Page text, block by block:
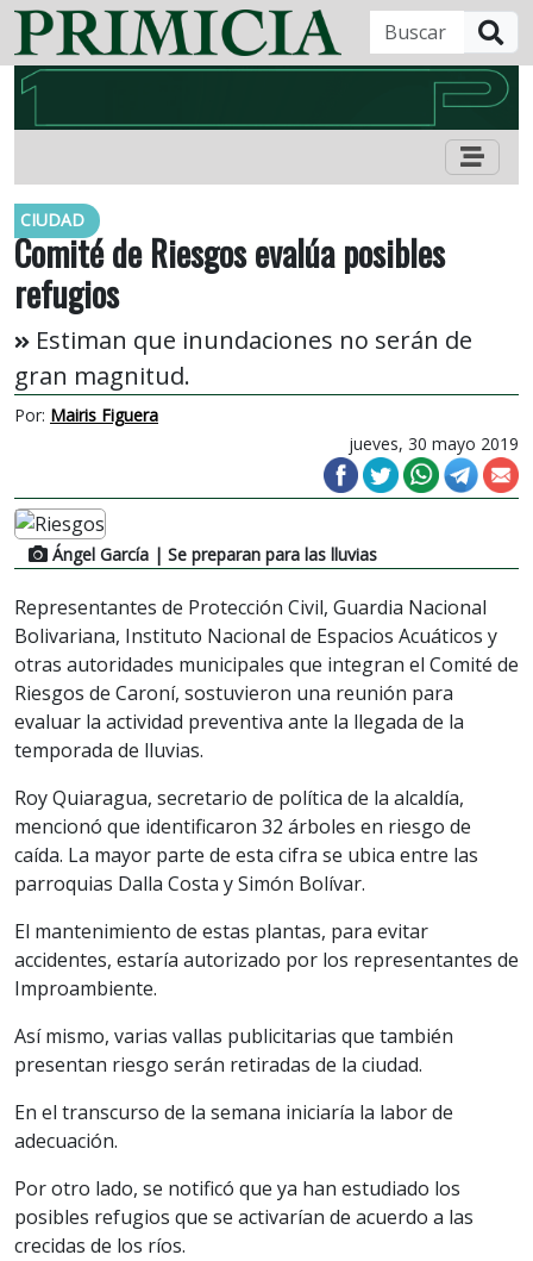
CIUDAD
Comité de Riesgos evalúa posibles
refugios
Estiman que inundaciones no serán de
gran magnitud.
Por: Mairis Figuera
jueves, 30 mayo 2019
Ángel García | Se preparan para las lluvias
Representantes de Protección Civil, Guardia Nacional
Bolivariana, Instituto Nacional de Espacios Acuáticos y
otras autoridades municipales que integran el Comité de
Riesgos de Caroní, sostuvieron una reunión para
evaluar la actividad preventiva ante la llegada de la
temporada de lluvias.
Roy Quiaragua, secretario de política de la alcaldía,
mencionó que identificaron 32 árboles en riesgo de
caída. La mayor parte de esta cifra se ubica entre las
parroquias Dalla Costa y Simón Bolívar.
El mantenimiento de estas plantas, para evitar
accidentes, estaría autorizado por los representantes de
Improambiente.
Así mismo, varias vallas publicitarias que también
presentan riesgo serán retiradas de la ciudad.
En el transcurso de la semana iniciaría la labor de
adecuación.
Por otro lado, se notificó que ya han estudiado los
posibles refugios que se activarían de acuerdo a las
crecidas de los ríos.